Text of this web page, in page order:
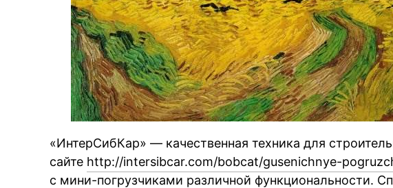
«ИнтерСибКар» — качественная техника для
сайте http://intersibcar.com/bobcat/gusenichnye-
с мини-погрузчиками различной функциональности.
BREAKING